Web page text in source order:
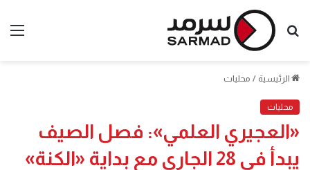
بحث
الرئيسية / محليات
محليات
«العجيري العلمي»: فصل الصيف
يبدأ في 28 الجاري مع بداية «الكنة»